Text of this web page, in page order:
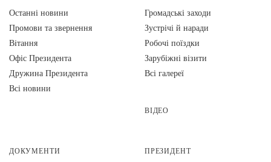
Останні новини
Промови та звернення
Вiтання
Офіс Президента
Дружина Президента
Всі новини
Громадські заходи
Зустрічі й наради
Робочі поїздки
Зарубіжні візити
Всі галереї
ВІДЕО
ДОКУМЕНТИ ПРЕЗИДЕНТ